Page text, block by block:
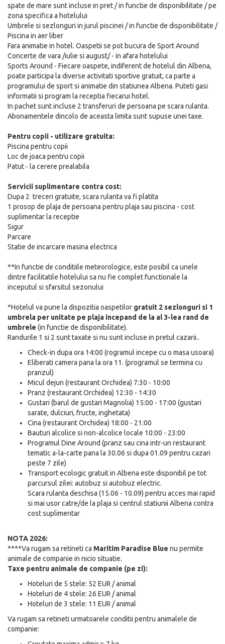
spate de mare sunt incluse in pret / in functie de disponibilitate / pe
zona specifica a hotelului
Umbrele si sezlonguri in jurul piscinei / in functie de disponibilitate /
Piscina in aer liber
Fara animatie in hotel. Oaspetii se pot bucura de Sport Around
Concerte de vara /iulie si august/ - in afara hotelului
Sports Around - Fiecare oaspete, indiferent de hotelul din Albena,
poate participa la diverse activitati sportive gratuit, ca parte a
programului de sport si animatie din statiunea Albena. Puteti gasi
informatii si program la receptia fiecarui hotel.
In pachet sunt incluse 2 transferuri de persoana pe scara rulanta.
Abonamentele dincolo de aceasta limita sunt supuse unei taxe.
Pentru copii - utilizare gratuita:
Piscina pentru copii
Loc de joaca pentru copii
Patut - la cerere prealabila
Servicii suplimentare contra cost:
Dupa 2 treceri gratuite, scara rulanta va fi platita
1 prosop de plaja de persoana pentru plaja sau piscina - cost
suplimentar la receptie
Sigur
Parcare
Statie de incarcare masina electrica
**In functie de conditiile meteorologice, este posibil ca unele
dintre facilitatile hotelului sa nu fie complet functionale la
inceputul si sfarsitul sezonului
*Hotelul va pune la dispozitia oaspetilor gratuit 2 sezlonguri si 1
umbrela per unitate pe plaja incepand de la al 3-lea rand de
umbrele (in functie de disponibilitate).
Randurile 1 si 2 sunt taxate si nu sunt incluse in pretul cazarii..
Check-in dupa ora 14:00 (rogramul incepe cu o masa usoara)
Eliberati camera pana la ora 11. (programul se termina cu
pranzul)
Micul dejun (restaurant Orchidea) 7:30 - 10:00
Pranz (restaurant Orchidea) 12:30 - 14:30
Gustari (barul de gustari Magnolia) 15:00 - 17:00 (gustari
sarate, dulciuri, fructe, inghetata)
Cina (restaurant Orchidea) 18:00 - 21:00
Bauturi alcolice si non-alcolice locale 10:00 - 23:00
Programul Dine Around (pranz sau cina intr-un restaurant
tematic a-la-carte pana la 30.06 si dupa 01.09 pentru cazari
peste 7 zile)
Transport ecologic gratuit in Albena este disponibil pe tot
parcursul zilei: autobuz si autobuz electric.
Scara rulanta deschisa (15.06 - 10.09) pentru acces mai rapid
si mai usor catre/de la plaja si centrul statiunii Albena contra
cost suplimentar
NOTA 2026:
****Va rugam sa retineti ca Maritim Paradise Blue nu permite
animale de companie in nicio situatie.
Taxe pentru animale de companie (pe zi):
Hoteluri de 5 stele: 52 EUR / animal
Hoteluri de 4 stele: 26 EUR / animal
Hoteluri de 3 stele: 11 EUR / animal
Va rugam sa retineti urmatoarele conditii pentru animalele de
companie: